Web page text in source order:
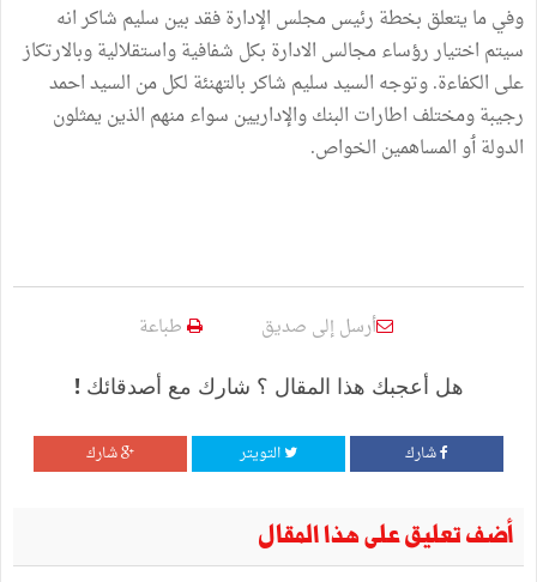
وفي ما يتعلق بخطة رئيس مجلس الإدارة فقد بين سليم شاكر انه
سيتم اختيار رؤساء مجالس الادارة بكل شفافية واستقلالية وبالارتكاز
على الكفاءة. وتوجه السيد سليم شاكر بالتهنئة لكل من السيد احمد
رجيبة ومختلف اطارات البنك والإداريين سواء منهم الذين يمثلون
الدولة ٲو المساهمين الخواص.
أرسل إلى صديق طباعة
هل أعجبك هذا المقال ؟ شارك مع أصدقائك !
شارك التويتر شارك
أضف تعليق على هذا المقال